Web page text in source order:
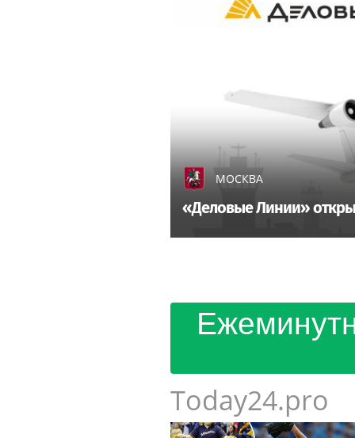
МОСКВА
«Деловые Линии»
Today24.pro